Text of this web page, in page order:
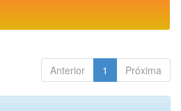
Anterior 1 Próxima